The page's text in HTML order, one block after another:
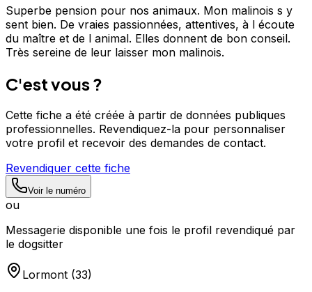
Superbe pension pour nos animaux. Mon malinois s y
sent bien. De vraies passionnées, attentives, à l écoute
du maître et de l animal. Elles donnent de bon conseil.
Très sereine de leur laisser mon malinois.
C'est vous ?
Cette fiche a été créée à partir de données publiques
professionnelles. Revendiquez-la pour personnaliser
votre profil et recevoir des demandes de contact.
Revendiquer cette fiche
Voir le numéro
ou
Messagerie disponible une fois le profil revendiqué par
le dogsitter
Lormont (33)